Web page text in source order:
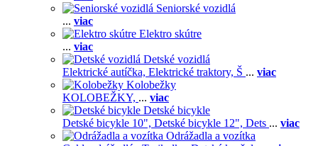
Seniorské vozidlá
... viac
Elektro skútre
... viac
Detské vozidlá
Elektrické autíčka, Elektrické traktory, Š ... viac
Kolobežky
KOLOBEŽKY, ... viac
Detské bicykle
Detské bicykle 10", Detské bicykle 12", Dets ... viac
Odrážadla a vozítka